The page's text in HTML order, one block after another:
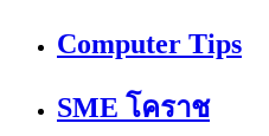
Computer Tips
SME โคราช